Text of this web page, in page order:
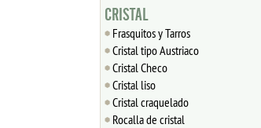
CRISTAL
Frasquitos y Tarros
Cristal tipo Austriaco
Cristal Checo
Cristal liso
Cristal craquelado
Rocalla de cristal